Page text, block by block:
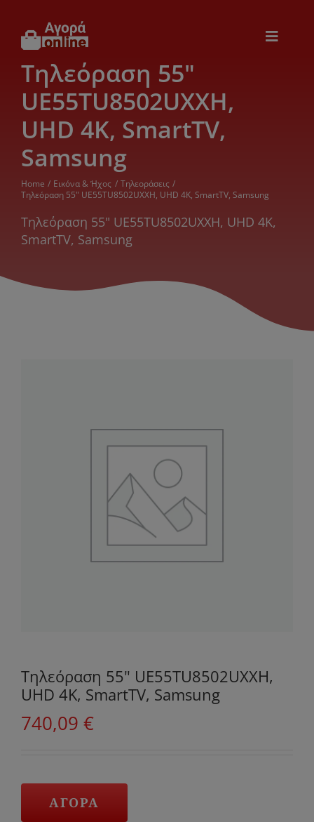
περιεχόμενο
Toggle
Εικόνα & Ήχος
Παιχνίδια
Θέρμανση – Ψύξη
Ηλεκτρονικά
Τηλεόραση 55"
UE55TU8502UXXH,
UHD 4K, SmartTV,
Samsung
Home Εικόνα & Ήχος
Τηλεοράσεις
Τηλεόραση 55" UE55TU8502UXXH, UHD 4K, SmartTV, Samsung
Τηλεόραση 55" UE55TU8502UXXH, UHD 4K,
SmartTV, Samsung
Τηλεόραση 55" UE55TU8502UXXH,
UHD 4K, SmartTV, Samsung
740,09 €
ΑΓΟΡΑ